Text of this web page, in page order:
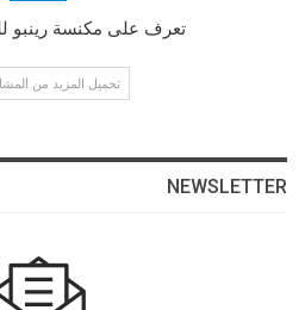
تعرف على مكنسة رينبو
تحميل المزيد من
NEWSLETTER